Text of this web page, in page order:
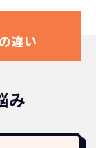
違い
み